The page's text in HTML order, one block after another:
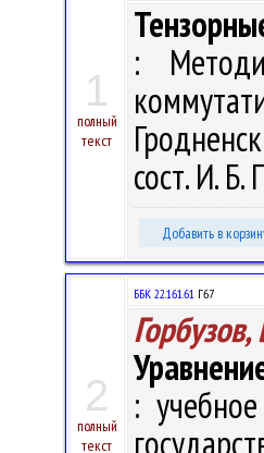
1
полный
текст
:
сост. И.
Добавить в
2
полный
текст
ББК 22.161.61 Г67
: